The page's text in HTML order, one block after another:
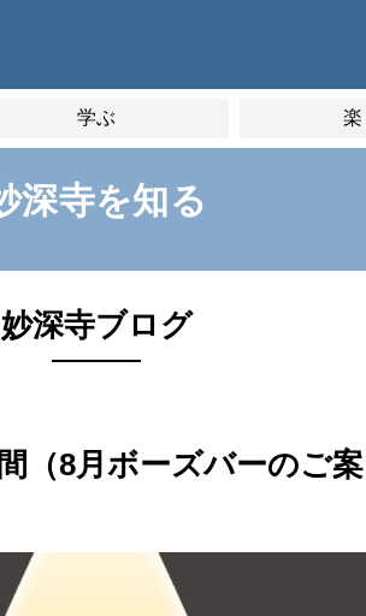
学ぶ
深寺を知る
妙深寺ブログ
（8月ボーズバーのご